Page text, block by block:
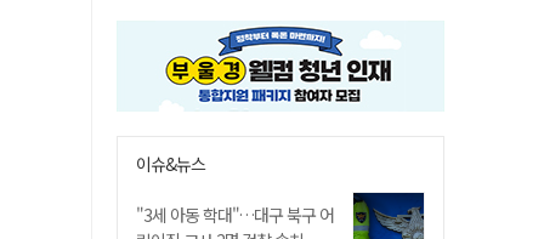
이슈&뉴스
"3세 아동 학대"…대구 북구 어